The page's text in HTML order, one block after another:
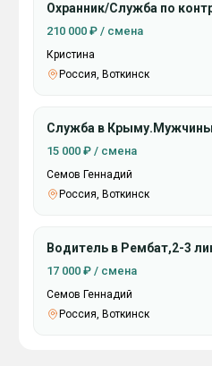
Охранник/Служба по
210 000 ₽ / смена
Кристина
Россия, Воткинск
Служба в
15 000 ₽ / смена
Семов Геннадий
Россия, Воткинск
Водитель в Рембат,2-3
17 000 ₽ / смена
Семов Геннадий
Россия, Воткинск